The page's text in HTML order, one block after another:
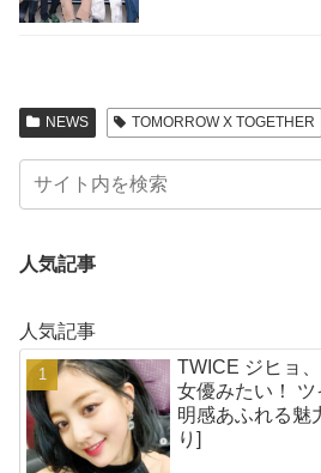
NEWS TOMORROW X TOGETHER
人気記事
人気記事
TWICE ジヒョ
女優みたい！
明感あふれる魅
り]